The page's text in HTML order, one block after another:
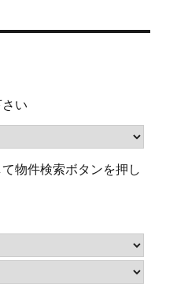
い
物件検索ボタンを押し